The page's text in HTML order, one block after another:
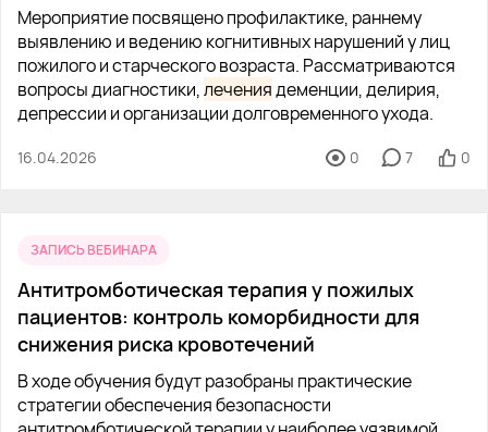
Мероприятие посвящено профилактике, раннему
выявлению и ведению когнитивных нарушений у лиц
пожилого и старческого возраста. Рассматриваются
вопросы диагностики,лечениядеменции, делирия,
депрессии и организации долговременного ухода.
16.04.2026 0 7 0
ЗАПИСЬ ВЕБИНАРА
Антитромботическая терапия у пожилых
пациентов: контроль коморбидности для
снижения риска кровотечений
В ходе обучения будут разобраны практические
стратегии обеспечения безопасности